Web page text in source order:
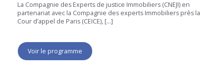
La Compagnie des Experts de justice Immobiliers (CNEJI) en
partenariat avec la Compagnie des experts Immobiliers près la
Cour d’appel de Paris (CEICE), […]
Voir le programme